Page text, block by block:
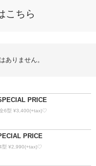
こちら
ありません。
PRICE
全6型 ¥3,400(+tax)♡
PRICE
4型 ¥2,990(+tax)♡